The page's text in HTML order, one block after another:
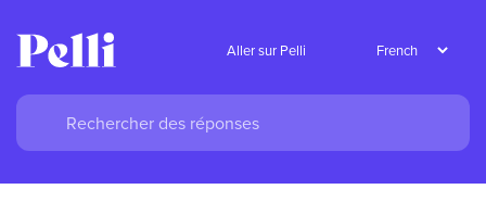
Aller sur Pelli